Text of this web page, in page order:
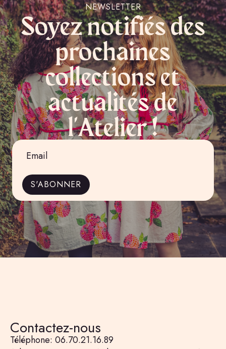
NEWSLETTER
Soyez notifiés des
prochaines
collections et
actualités de
l'Atelier !
*
S'ABONNER
Contactez-nous
Téléphone: 06.70.21.16.89